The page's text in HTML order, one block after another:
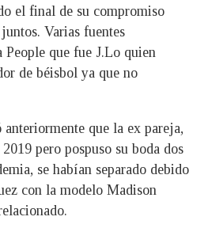
el final de su compromiso
Varias fuentes
que fue J.Lo quien
de béisbol ya que no
que la ex pareja,
pero pospuso su boda dos
se habían separado debido
con la modelo Madison